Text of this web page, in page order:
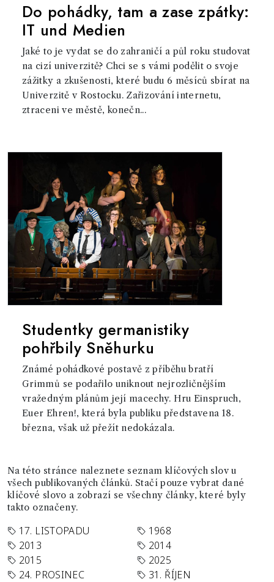
Do pohádky, tam a zase zpátky:
IT und Medien
Jaké to je vydat se do zahraničí a půl roku studovat
na cizí univerzitě? Chci se s vámi podělit o svoje
zážitky a zkušenosti, které budu 6 měsíců sbírat na
Univerzitě v Rostocku. Zařizování internetu,
ztraceni ve městě, konečn...
Studentky germanistiky
pohřbily Sněhurku
Známé pohádkové postavě z příběhu bratří
Grimmů se podařilo uniknout nejrozličnějším
vražedným plánům její macechy. Hru Einspruch,
Euer Ehren!, která byla publiku představena 18.
března, však už přežít nedokázala.
Na této stránce naleznete seznam klíčových slov u
všech publikovaných článků. Stačí pouze vybrat dané
klíčové slovo a zobrazí se všechny články, které byly
takto označeny.
17. LISTOPADU
1968
2013
2014
2015
2025
24. PROSINEC
31. ŘÍJEN